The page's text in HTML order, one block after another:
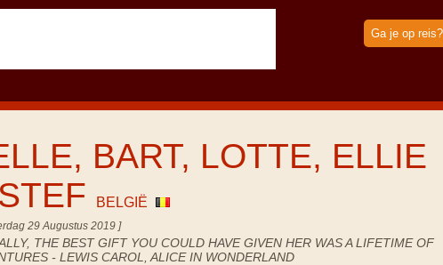
Ga je op
BART, LOTTE, ELLIE
BELGIË
29 Augustus 2019 ]
THE BEST GIFT YOU COULD HAVE GIVEN HER WAS A LIFETIME OF
- LEWIS CAROL, ALICE IN WONDERLAND